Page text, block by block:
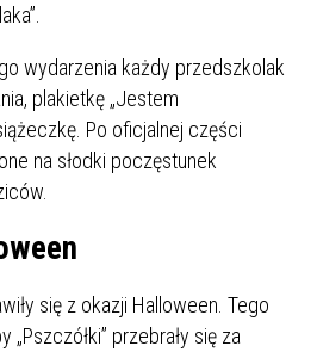
wydarzenia każdy przedszkolak
plakietkę „Jestem
Po oficjalnej części
na słodki poczęstunek
się z okazji Halloween. Tego
przebrały się za